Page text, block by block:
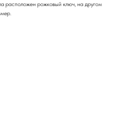
расположен рожковый ключ, на другом